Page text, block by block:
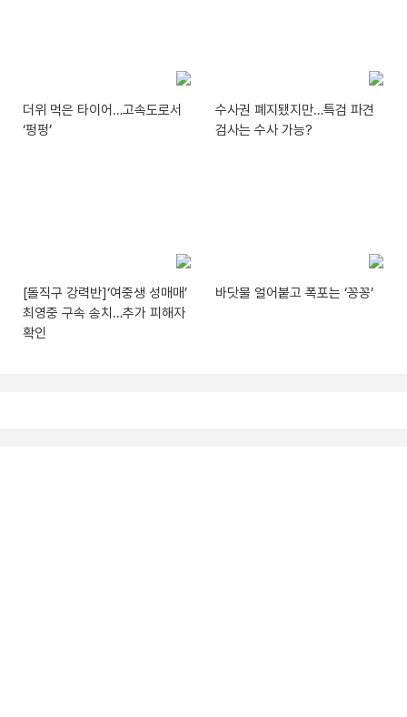
더위 먹은 타이어…고속도로서
‘펑펑’
수사권 폐지됐지만…특검 파견
검사는 수사 가능?
[돌직구 강력반]‘여중생 성매매’
최영중 구속 송치…추가 피해자
확인
바닷물 얼어붙고 폭포는 ‘꽁꽁’